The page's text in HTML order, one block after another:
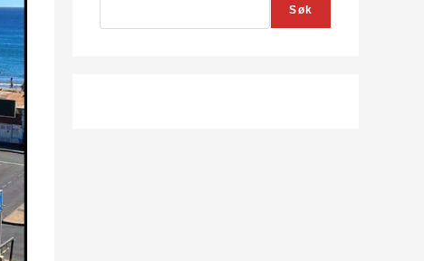
Søk